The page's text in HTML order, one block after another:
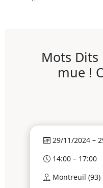
Mots
mue !
29/11/2024 –
14:00 – 17:00
Montreuil (93)